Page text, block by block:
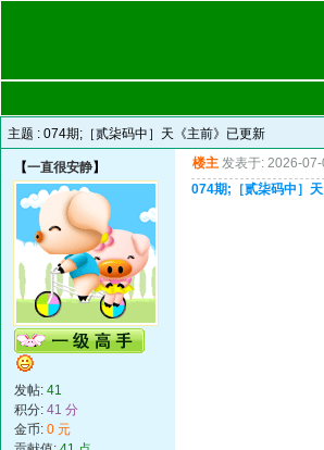
主题 : 074期;［贰柒码中］天《主前》已更新
【一直很安静】
发帖: 41
积分: 41 分
金币: 0 元
楼主 发表于: 2026-
074期;［贰柒码中］